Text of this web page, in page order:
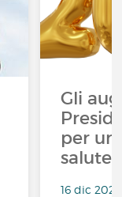
Gli
per
salute
16 dic